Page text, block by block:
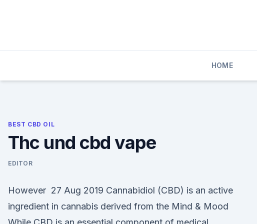
HOME
BEST CBD OIL
Thc und cbd vape
EDITOR
However 27 Aug 2019 Cannabidiol (CBD) is an active
ingredient in cannabis derived from the Mind & Mood